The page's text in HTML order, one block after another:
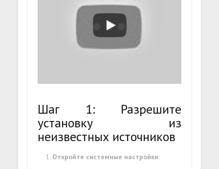
Шаг 1: Разрешите
установку из
неизвестных источников
Откройте системные настройки: